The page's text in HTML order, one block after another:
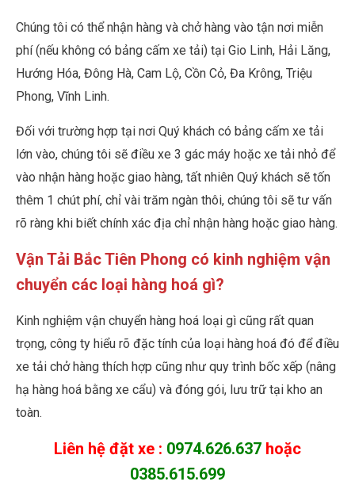
Chúng tôi có thể nhận hàng và chở hàng vào tận nơi miễn
phí (nếu không có bảng cấm xe tải) tại Gio Linh, Hải Lăng,
Hướng Hóa, Đông Hà, Cam Lộ, Cồn Cỏ, Đa Krông, Triệu
Phong, Vĩnh Linh.
Đối với trường hợp tại nơi Quý khách có bảng cấm xe tải
lớn vào, chúng tôi sẽ điều xe 3 gác máy hoặc xe tải nhỏ để
vào nhận hàng hoặc giao hàng, tất nhiên Quý khách sẽ tốn
thêm 1 chút phí, chỉ vài trăm ngàn thôi, chúng tôi sẽ tư vấn
rõ ràng khi biết chính xác địa chỉ nhận hàng hoặc giao hàng.
Vận Tải Bắc Tiên Phong có kinh nghiệm vận
chuyển các loại hàng hoá gì?
Kinh nghiệm vận chuyển hàng hoá loại gì cũng rất quan
trọng, công ty hiểu rõ đặc tính của loại hàng hoá đó để điều
xe tải chở hàng thích hợp cũng như quy trình bốc xếp (nâng
hạ hàng hoá bằng xe cẩu) và đóng gói, lưu trữ tại kho an
toàn.
Liên hệ đặt xe : 0974.626.637 hoặc
0385.615.699